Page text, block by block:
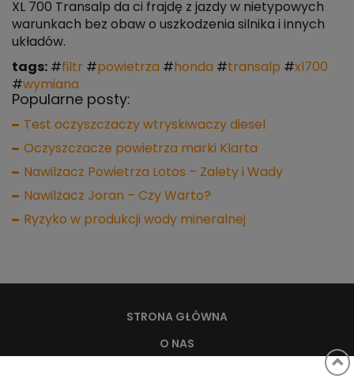
XL 700 Transalp da ci frajdę z jazdy w nietypowych
warunkach bez obaw o uszkodzenia silnika i innych
układów.
tags: #filtr #powietrza # honda #transalp #xl700
#wymiana
Popularne posty:
Test oczyszczaczy wtryskiwaczy diesel
Oczyszczacze powietrza marki Klarta
Nawilżacz Powietrza Lotos – Zalety i Wady
Nawilżacz Joran – Czy Warto?
Ryzyko w produkcji wody mineralnej
STRONA GŁÓWNA
O NAS